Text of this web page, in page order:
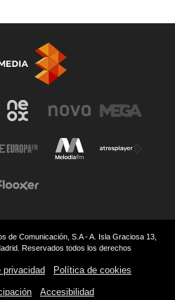
de Comunicación, S.A - A. Isla Graciosa 13,
Reservados todos los derechos
privacidad Política de cookies
Accesibilidad